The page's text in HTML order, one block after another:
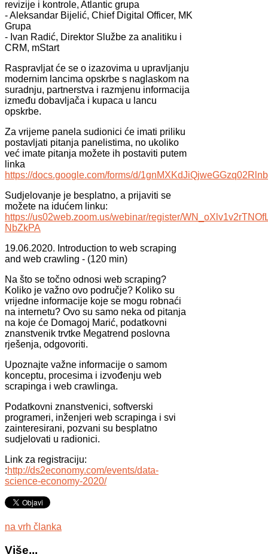
revizije i kontrole, Atlantic grupa
- Aleksandar Bijelić, Chief Digital Officer, MK
Grupa
- Ivan Radić, Direktor Službe za analitiku i
CRM, mStart
Raspravljat će se o izazovima u upravljanju
modernim lancima opskrbe s naglaskom na
suradnju, partnerstva i razmjenu informacija
između dobavljača i kupaca u lancu
opskrbe.
Za vrijeme panela sudionici će imati priliku
postavljati pitanja panelistima, no ukoliko
već imate pitanja možete ih postaviti putem
linka
https://docs.google.com/forms/d/
Sudjelovanje je besplatno, a prijaviti se
možete na idućem linku:
https://us02web.zoom.us/webinar/register/
NbZkPA
19.06.2020. Introduction to web scraping
and web crawling - (120 min)
Na što se točno odnosi web scraping?
Koliko je važno ovo područje? Koliko su
vrijedne informacije koje se mogu robnaći
na internetu? Ovo su samo neka od pitanja
na koje će Domagoj Marić, podatkovni
znanstvenik trvtke Megatrend poslovna
rješenja, odgovoriti.
Upoznajte važne informacije o samom
konceptu, procesima i izvođenju web
scrapinga i web crawlinga.
Podatkovni znanstvenici, softverski
programeri, inženjeri web scrapinga i svi
zainteresirani, pozvani su besplatno
sudjelovati u radionici.
Link za registraciju:
:http://ds2economy.com/events/data-
science-economy-2020/
na vrh članka
Više...